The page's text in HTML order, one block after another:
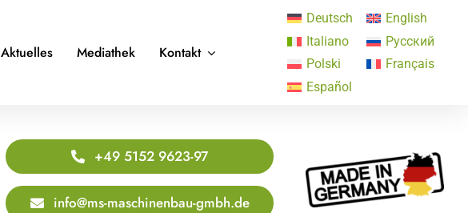
Aktuelles Mediathek Kontakt
Deutsch
English
Italiano
Русский
Polski
Français
Español
+49 5152 9623-97
info@ms-maschinenbau-gmbh.de